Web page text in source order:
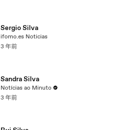
Sergio Silva
ifomo.es Noticias
3 年前
Sandra Silva
Notícias ao Minuto
3 年前